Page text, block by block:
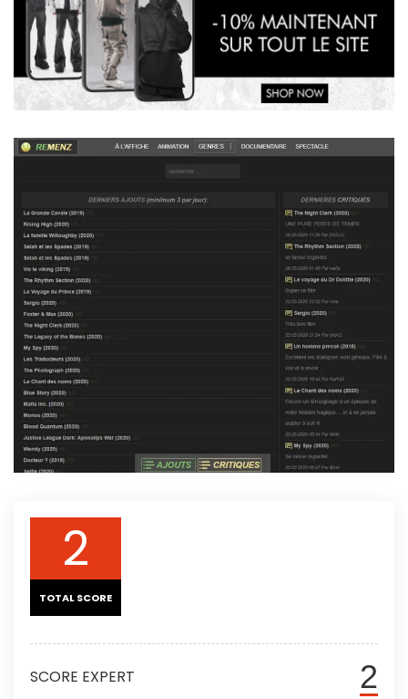
2
TOTAL SCORE
2
SCORE EXPERT